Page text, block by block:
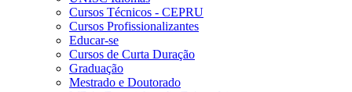
Cursos Técnicos - CEPRU
Cursos Profissionalizantes
Educar-se
Cursos de Curta Duração
Graduação
Mestrado e Doutorado